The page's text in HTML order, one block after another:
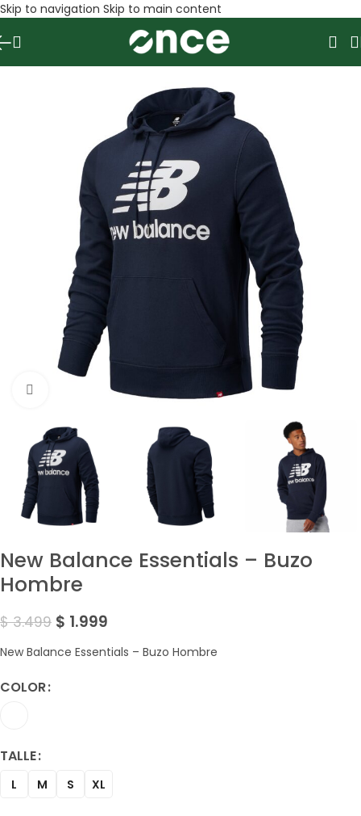
Skip to navigation Skip to main content
Amplía la Imagen
New Balance Essentials – Buzo
Hombre
$3.499 $ 1.999
New Balance Essentials – Buzo Hombre
COLOR
TALLE
L M S XL